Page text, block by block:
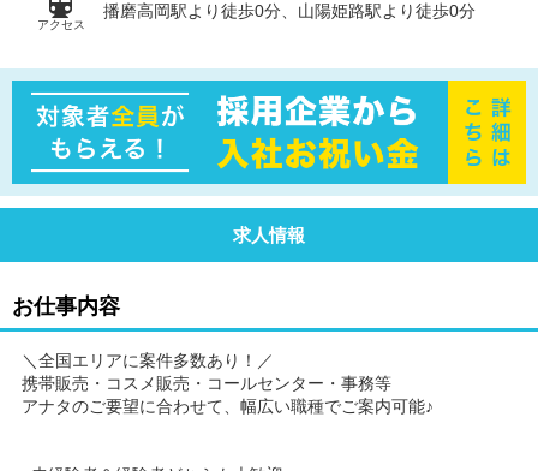
アクセス
播磨高岡駅より徒歩0分、山陽姫路駅より徒歩0分
求人情報
お仕事内容
＼全国エリアに案件多数あり！／
携帯販売・コスメ販売・コールセンター・事務等
アナタのご要望に合わせて、幅広い職種でご案内可能♪